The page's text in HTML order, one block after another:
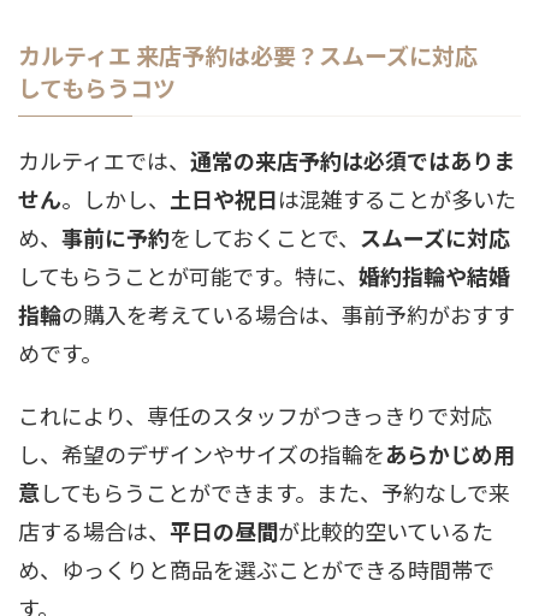
カルティエ 来店予約は必要？スムーズに対応
してもらうコツ
カルティエでは、 通常の来店予約は必須ではありま
せん。しかし、 土日や祝日は混雑することが多いた
め、 事前に予約をしておくことで、 スムーズに対応
してもらうことが可能です。特に、 婚約指輪や結婚
指輪の購入を考えている場合は、事前予約がおすす
めです。
これにより、専任のスタッフがつきっきりで対応
し、希望のデザインやサイズの指輪をあらかじめ用
意してもらうことができます。また、予約なしで来
店する場合は、 平日の昼間が比較的空いているた
め、ゆっくりと商品を選ぶことができる時間帯で
す。